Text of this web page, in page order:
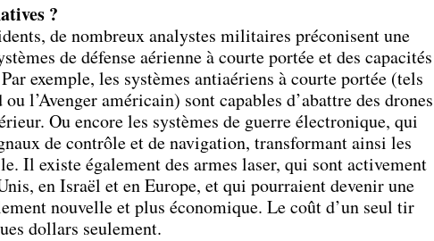
?
de nombreux analystes militaires préconisent une
de défense aérienne à courte portée et des capacités
exemple, les systèmes antiaériens à courte portée (tels
l’Avenger américain) sont capables d’abattre des drones
Ou encore les systèmes de guerre électronique, qui
de contrôle et de navigation, transformant ainsi les
Il existe également des armes laser, qui sont activement
en Israël et en Europe, et qui pourraient devenir une
nouvelle et plus économique. Le coût d’un seul tir
dollars seulement.